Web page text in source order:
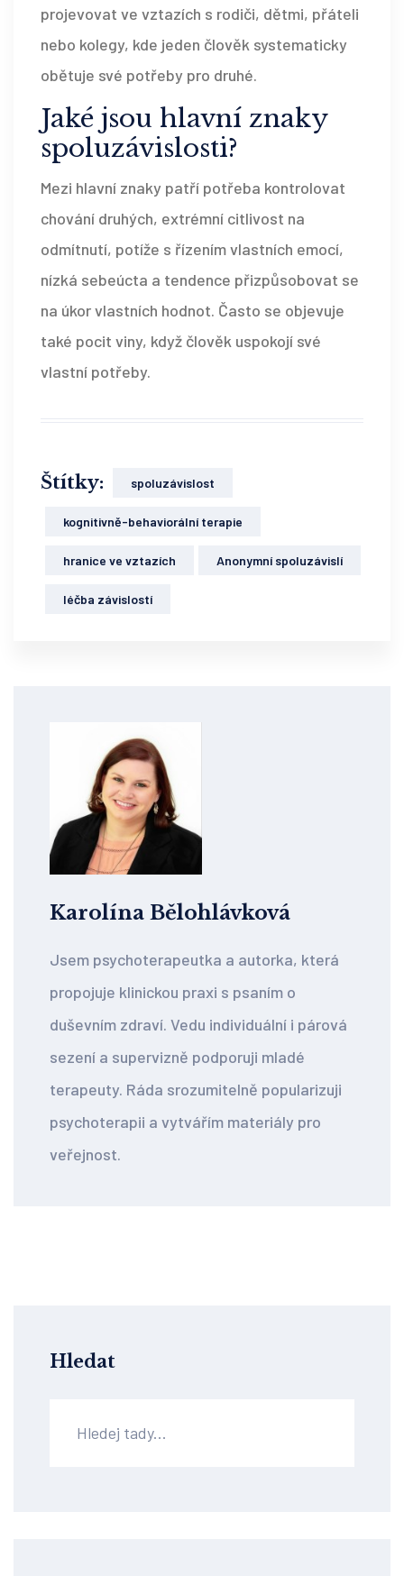
projevovat ve vztazích s rodiči, dětmi, přáteli
nebo kolegy, kde jeden člověk systematicky
obětuje své potřeby pro druhé.
Jaké jsou hlavní znaky
spoluzávislosti?
Mezi hlavní znaky patří potřeba kontrolovat
chování druhých, extrémní citlivost na
odmítnutí, potíže s řízením vlastních emocí,
nízká sebeúcta a tendence přizpůsobovat se
na úkor vlastních hodnot. Často se objevuje
také pocit viny, když člověk uspokojí své
vlastní potřeby.
Štítky: spoluzávislost
kognitivně-behaviorální terapie
hranice ve vztazích Anonymní spoluzávislí
léčba závislostí
Karolína Bělohlávková
Jsem psychoterapeutka a autorka, která
propojuje klinickou praxi s psaním o
duševním zdraví. Vedu individuální i párová
sezení a supervizně podporuji mladé
terapeuty. Ráda srozumitelně popularizuji
psychoterapii a vytvářím materiály pro
veřejnost.
Hledat